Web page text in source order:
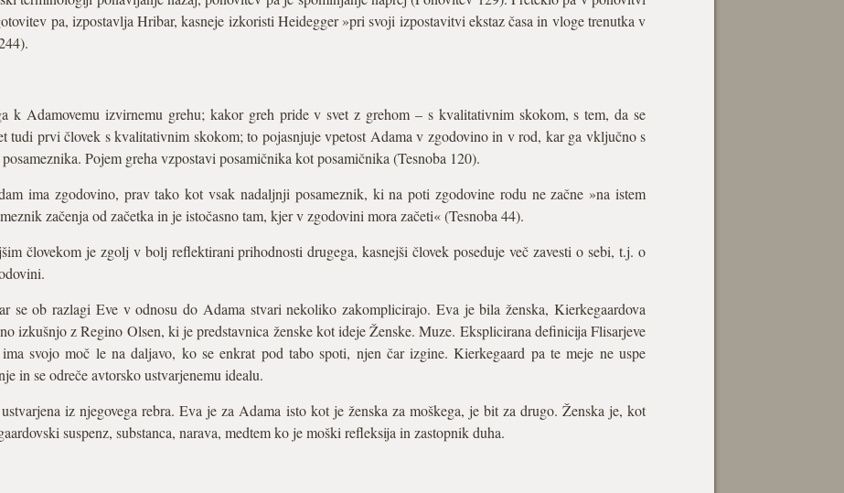
pa, izpostavlja Hribar, kasneje izkoristi Heidegger »pri svoji izpostavitvi ekstaz časa in vloge trenutka v
k Adamovemu izvirnemu grehu; kakor greh pride v svet z grehom – s kvalitativnim skokom, s tem, da se
tudi prvi človek s kvalitativnim skokom; to pojasnjuje vpetost Adama v zgodovino in v rod, kar ga vključno s
Pojem greha vzpostavi posamičnika kot posamičnika (Tesnoba 120).
ima zgodovino, prav tako kot vsak nadaljnji posameznik, ki na poti zgodovine rodu ne začne »na istem
začenja od začetka in je istočasno tam, kjer v zgodovini mora začeti« (Tesnoba 44).
človekom je zgolj v bolj reflektirani prihodnosti drugega, kasnejši človek poseduje več zavesti o sebi, t.j. o
se ob razlagi Eve v odnosu do Adama stvari nekoliko zakomplicirajo. Eva je bila ženska, Kierkegaardova
izkušnjo z Regino Olsen, ki je predstavnica ženske kot ideje Ženske. Muze. Eksplicirana definicija Flisarjeve
svojo moč le na daljavo, ko se enkrat pod tabo spoti, njen čar izgine. Kierkegaard pa te meje ne uspe
in se odreče avtorsko ustvarjenemu idealu.
iz njegovega rebra. Eva je za Adama isto kot je ženska za moškega, je bit za drugo. Ženska je, kot
suspenz, substanca, narava, medtem ko je moški refleksija in zastopnik duha.